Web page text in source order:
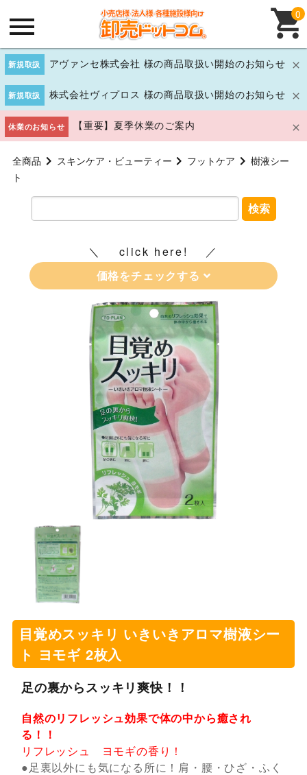
新規取扱 アヴァンセ株式会社 様の商品取扱い開始のお知らせ
新規取扱 株式会社ヴィプロス 様の商品取扱い開始のお知らせ
休業のお知らせ 【重要】夏季休業のご案内
0
全商品 スキンケア・ビューティー フットケア
樹液シー
ト
検索
click here!
価格をチェックする
目覚めスッキリ いきいきアロマ樹液シー
ト ヨモギ 2枚入
足の裏からスッキリ爽快！！
自然のリフレッシュ効果で体の中から癒され
る！！
リフレッシュ ヨモギの香り！
●足裏以外にも気になる所に！肩・腰・ひざ・ふく